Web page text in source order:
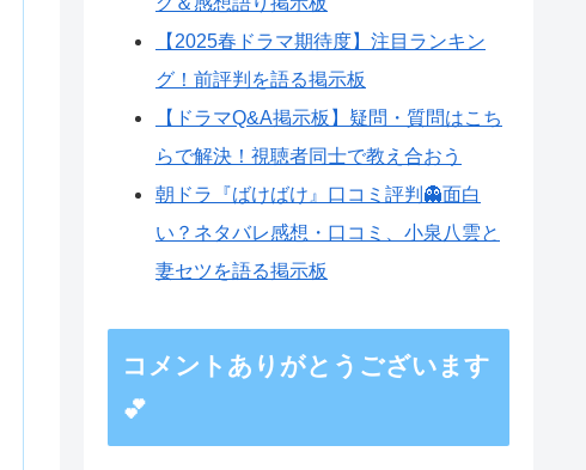
【2025春ドラマ期待度】注目ランキン
グ！前評判を語る掲示板
【ドラマQ&A掲示板】疑問・質問はこち
らで解決！視聴者同士で教え合おう
朝ドラ『ばけばけ』口コミ評判👻面白
い？ネタバレ感想・口コミ、小泉八雲と
妻セツを語る掲示板
コメントありがとうございます
💕